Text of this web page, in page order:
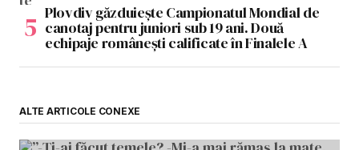
Plovdiv găzduiește Campionatul Mondial de
canotaj pentru juniori sub 19 ani. Două
echipaje românești calificate în Finalele A
ALTE ARTICOLE CONEXE